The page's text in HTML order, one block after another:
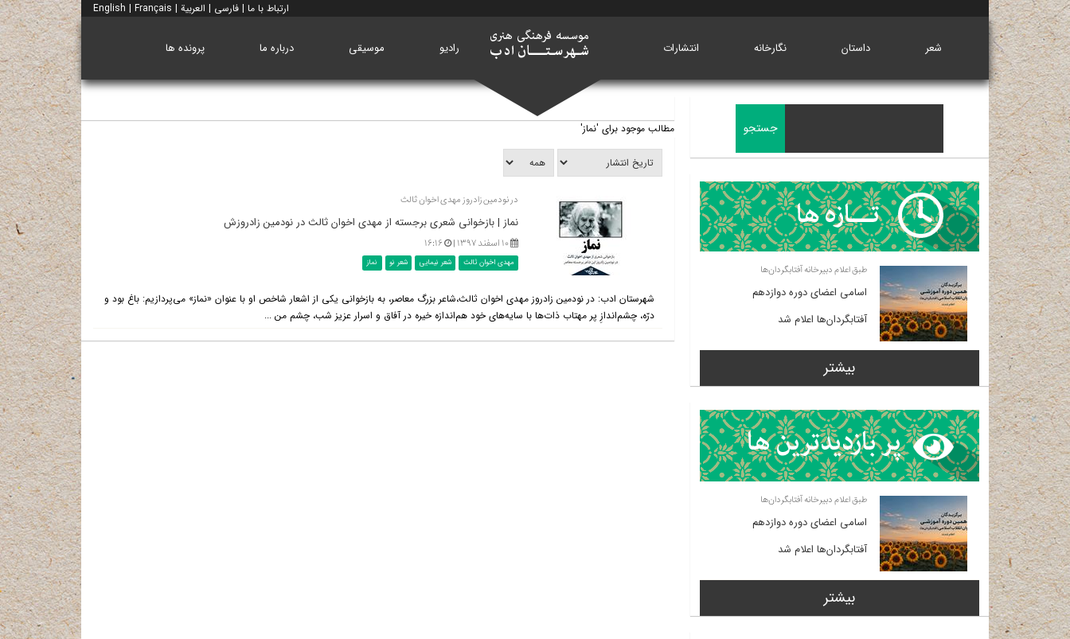
ارتباط با ما | فارسی | العربية |
English | Français
شعر داستان نگارخانه انتشارات خانه رادیو موسیقی درباره ما پرونده ها
مطالب موجود برای 'نماز'
در نودمین زادروز مهدی اخوان ثالث
نماز | بازخوانی شعری برجسته از مهدی اخوان ثالث در نودمین زادروزش
۱۰ اسفند ۱۳۹۷ | ۱۶:۱۶
مهدی اخوان ثالث شعر نیمایی شعر نو نماز
شهرستان ادب: در نودمین زادروز مهدی اخوان ثالث،‌شاعر بزرگ معاصر، به بازخوانی یکی از اشعار شاخص او با عنوان «نماز» می‌پردازیم: باغ بود و
درّه، چشم‌اندازِ پر مهتاب ذات‌ها با سایه‌های خود هم‌اندازه خیره در آفاق و اسرار عزیز شب، چشم من ...
طبق اعلام دبیرخانه آفتابگردان‌ها
اسامی اعضای دوره دوازدهم
آفتابگردان‌ها اعلام شد
بیشتر
طبق اعلام دبیرخانه آفتابگردان‌ها
اسامی اعضای دوره دوازدهم
آفتابگردان‌ها اعلام شد
بیشتر